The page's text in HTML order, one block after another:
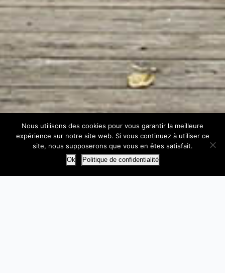
Nous utilisons des cookies pour vous garantir la meilleure
expérience sur notre site web. Si vous continuez à utiliser ce
site, nous supposerons que vous en êtes satisfait.
Ok Politique de confidentialité